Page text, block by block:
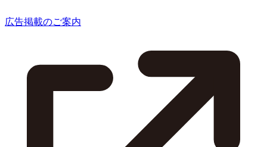
広告掲載のご案内